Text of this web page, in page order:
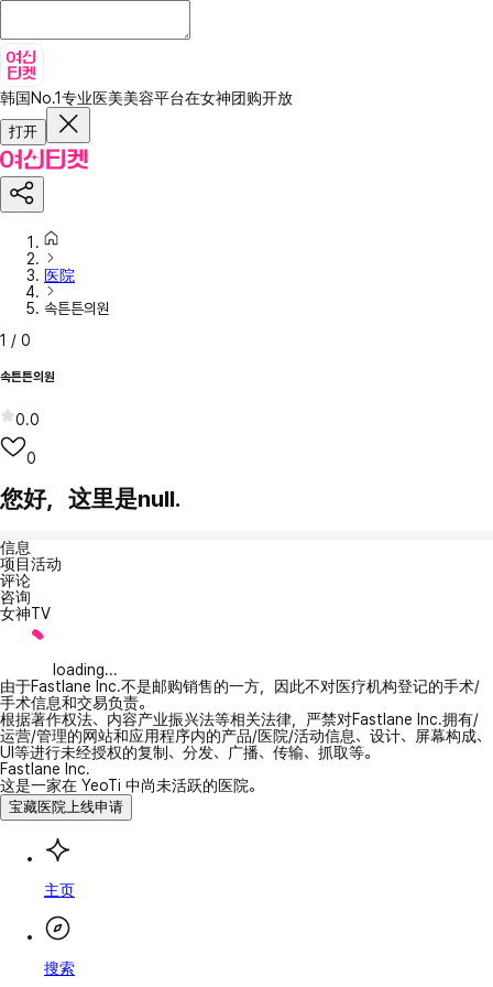
韩国No.1专业医美美容平台在女神团购开放
打开
医院
속튼튼의원
1 / 0
속튼튼의원
0.0
0
您好，这里是null.
信息
项目活动
评论
咨询
女神TV
loading...
由于Fastlane Inc.不是邮购销售的一方，因此不对医疗机构登记的手术/
手术信息和交易负责。
根据著作权法、内容产业振兴法等相关法律，严禁对Fastlane Inc.拥有/
运营/管理的网站和应用程序内的产品/医院/活动信息、设计、屏幕构成、
UI等进行未经授权的复制、分发、广播、传输、抓取等。
Fastlane Inc.
这是一家在 YeoTi 中尚未活跃的医院。
宝藏医院上线申请
主页
搜索